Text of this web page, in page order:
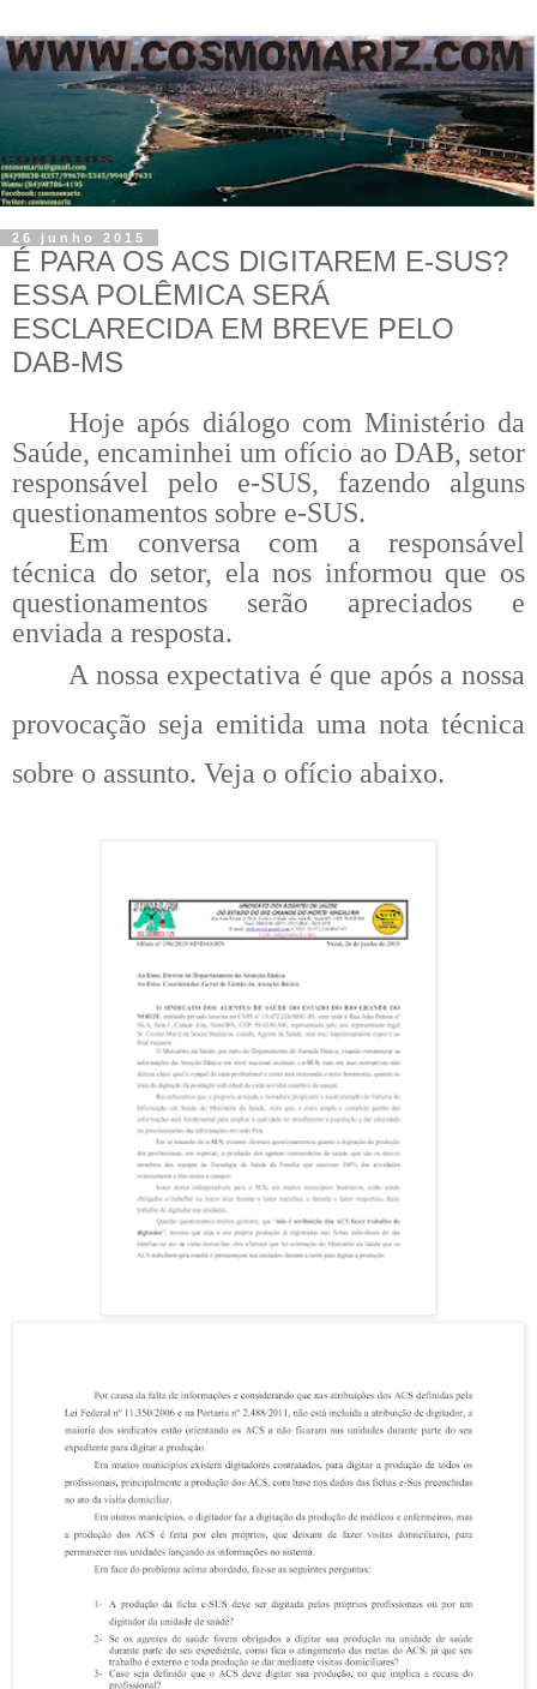
26 junho 2015
É PARA OS ACS DIGITAREM E-SUS?
ESSA POLÊMICA SERÁ
ESCLARECIDA EM BREVE PELO
DAB-MS
Hoje após diálogo com Ministério da
Saúde, encaminhei um ofício ao DAB, setor
responsável pelo e-SUS, fazendo alguns
questionamentos sobre e-SUS.
Em conversa com a responsável
técnica do setor, ela nos informou que os
questionamentos serão apreciados e
enviada a resposta.
A nossa expectativa é que após a nossa
provocação seja emitida uma nota técnica
sobre o assunto. Veja o ofício abaixo.